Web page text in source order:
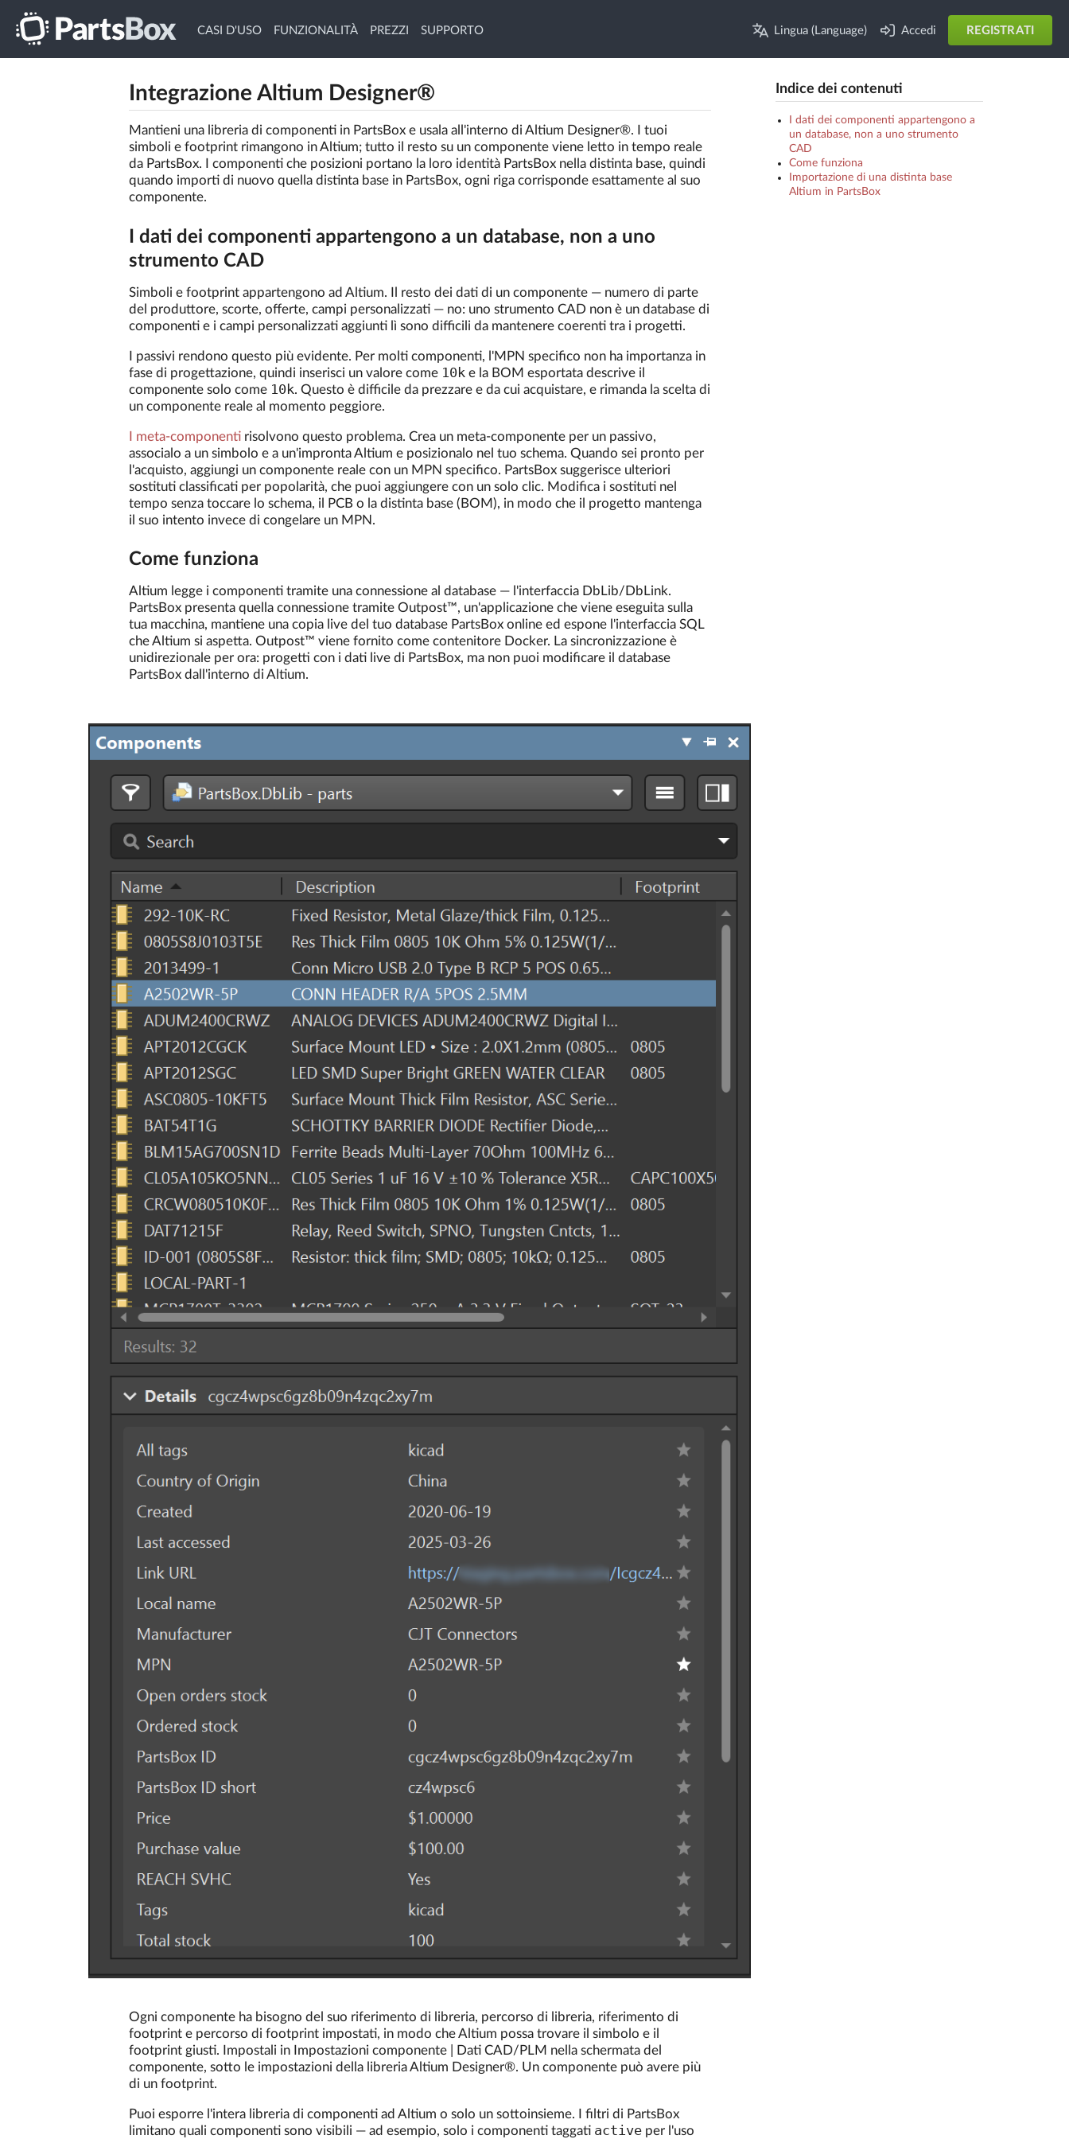
CASI D'USO FUNZIONALITÀ PREZZI SUPPORTO Lingua (Language) Accedi REGISTRATI
Integrazione Altium Designer®
Mantieni una libreria di componenti in PartsBox e usala all'interno di Altium Designer®. I tuoi
simboli e footprint rimangono in Altium; tutto il resto su un componente viene letto in tempo reale
da PartsBox. I componenti che posizioni portano la loro identità PartsBox nella distinta base, quindi
quando importi di nuovo quella distinta base in PartsBox, ogni riga corrisponde esattamente al suo
componente.
I dati dei componenti appartengono a un database, non a uno
strumento CAD
Simboli e footprint appartengono ad Altium. Il resto dei dati di un componente — numero di parte
del produttore, scorte, offerte, campi personalizzati — no: uno strumento CAD non è un database di
componenti e i campi personalizzati aggiunti lì sono difficili da mantenere coerenti tra i progetti.
I passivi rendono questo più evidente. Per molti componenti, l'MPN specifico non ha importanza in
fase di progettazione, quindi inserisci un valore come 10k e la BOM esportata descrive il
componente solo come 10k. Questo è difficile da prezzare e da cui acquistare, e rimanda la scelta di
un componente reale al momento peggiore.
I meta-componentirisolvono questo problema. Crea un meta-componente per un passivo,
associalo a un simbolo e a un'impronta Altium e posizionalo nel tuo schema. Quando sei pronto per
l'acquisto, aggiungi un componente reale con un MPN specifico. PartsBox suggerisce ulteriori
sostituti classificati per popolarità, che puoi aggiungere con un solo clic. Modifica i sostituti nel
tempo senza toccare lo schema, il PCB o la distinta base (BOM), in modo che il progetto mantenga
il suo intento invece di congelare un MPN.
Come funziona
Altium legge i componenti tramite una connessione al database — l'interfaccia DbLib/DbLink.
PartsBox presenta quella connessione tramite Outpost™, un'applicazione che viene eseguita sulla
tua macchina, mantiene una copia live del tuo database PartsBox online ed espone l'interfaccia SQL
che Altium si aspetta. Outpost™ viene fornito come contenitore Docker. La sincronizzazione è
unidirezionale per ora: progetti con i dati live di PartsBox, ma non puoi modificare il database
PartsBox dall'interno di Altium.
Ogni componente ha bisogno del suo riferimento di libreria, percorso di libreria, riferimento di
footprint e percorso di footprint impostati, in modo che Altium possa trovare il simbolo e il
footprint giusti. Impostali in Impostazioni componente | Dati CAD/PLM nella schermata del
componente, sotto le impostazioni della libreria Altium Designer®. Un componente può avere più
di un footprint.
Puoi esporre l'intera libreria di componenti ad Altium o solo un sottoinsieme. I filtri di PartsBox
limitano quali componenti sono visibili — ad esempio, solo i componenti taggati activeper l'uso
Indice dei contenuti
I dati dei componenti appartengono a
un database, non a uno strumento
CAD
Come funziona
Importazione di una distinta base
Altium in PartsBox